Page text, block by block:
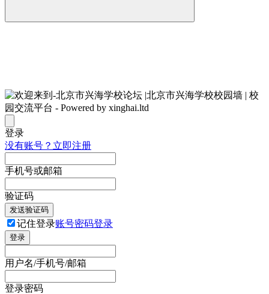
登录
没有账号？立即注册
手机号或邮箱
验证码
发送验证码
记住登录账号密码登录
登录
用户名/手机号/邮箱
登录密码